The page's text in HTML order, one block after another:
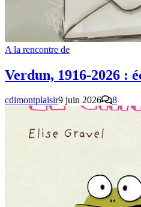
A la rencontre de
Verdun, 1916-2026 :
cdimontplaisir9 juin 2026 8